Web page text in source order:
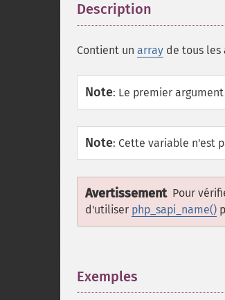
Description
Contient un array de tous les
Note: Le premier argument
Note: Cette variable n'est
Avertissement Pour
d'utiliser php_sapi_name()
Exemples